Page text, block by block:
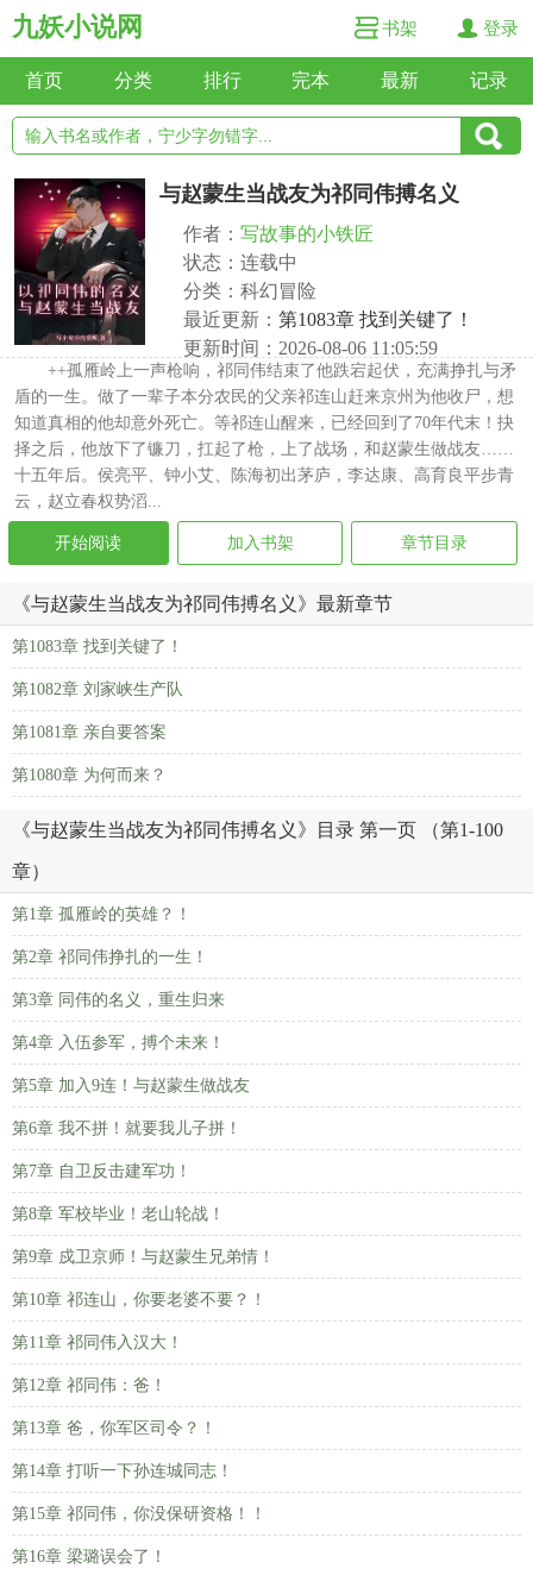
九妖小说网 书架 登录
首页 分类 排行 完本 最新 记录
与赵蒙生当战友为祁同伟搏名义
作者： 写故事的小铁匠
状态：连载中
分类：科幻冒险
最近更新： 第1083章 找到关键了！
更新时间：2026-08-06 11:05:59
++孤雁岭上一声枪响，祁同伟结束了他跌宕起伏，充满挣扎与矛
盾的一生。做了一辈子本分农民的父亲祁连山赶来京州为他收尸，想
知道真相的他却意外死亡。等祁连山醒来，已经回到了70年代末！抉
择之后，他放下了镰刀，扛起了枪，上了战场，和赵蒙生做战友……
十五年后。侯亮平、钟小艾、陈海初出茅庐，李达康、高育良平步青
云，赵立春权势滔...
开始阅读 加入书架 章节目录
《与赵蒙生当战友为祁同伟搏名义》最新章节
第1083章 找到关键了！
第1082章 刘家峡生产队
第1081章 亲自要答案
第1080章 为何而来？
《与赵蒙生当战友为祁同伟搏名义》目录 第一页 （第1-100
章）
第1章 孤雁岭的英雄？！
第2章 祁同伟挣扎的一生！
第3章 同伟的名义，重生归来
第4章 入伍参军，搏个未来！
第5章 加入9连！与赵蒙生做战友
第6章 我不拼！就要我儿子拼！
第7章 自卫反击建军功！
第8章 军校毕业！老山轮战！
第9章 戍卫京师！与赵蒙生兄弟情！
第10章 祁连山，你要老婆不要？！
第11章 祁同伟入汉大！
第12章 祁同伟：爸！
第13章 爸，你军区司令？！
第14章 打听一下孙连城同志！
第15章 祁同伟，你没保研资格！！
第16章 梁璐误会了！